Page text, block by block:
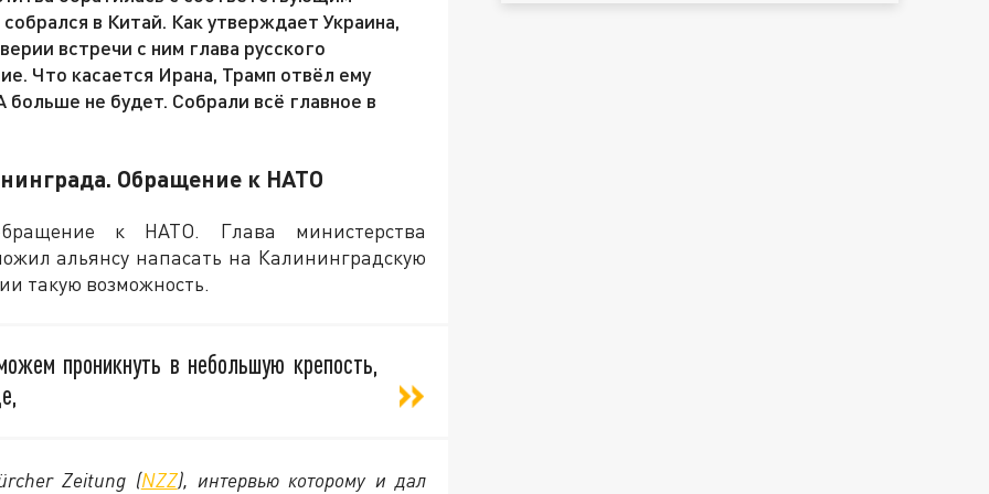
в Китай. Как утверждает Украина,
встречи с ним глава русского
Что касается Ирана, Трамп отвёл ему
не будет. Собрали всё главное в
Обращение к НАТО
к НАТО. Глава министерства
альянсу напасать на Калининградскую
такую возможность.
проникнуть в небольшую крепость,
Zeitung (NZZ), интервью которому и дал